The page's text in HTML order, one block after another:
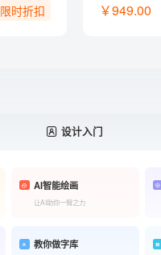
限时折扣 ￥949.00
设计入门
AI智能绘画
让AI助你一臂之力
教你做字库